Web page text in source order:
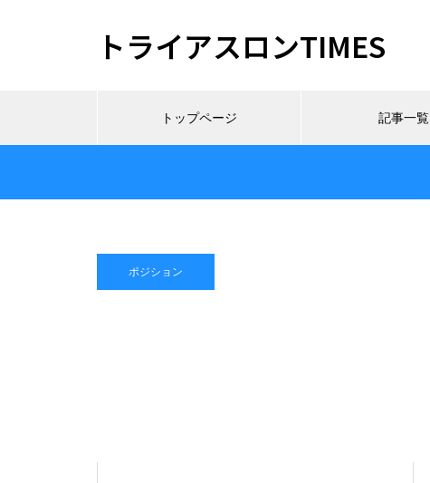
トライアスロンTIMES
トップページ 記事一覧
ポジション